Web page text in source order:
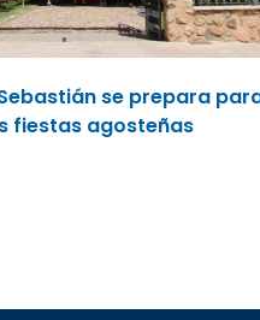
se prepara
fiestas agosteñas